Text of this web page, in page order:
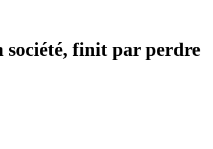
société, finit par perdre